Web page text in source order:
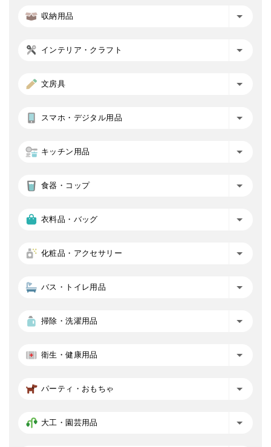
収納用品
インテリア・クラフト
文房具
スマホ・デジタル用品
キッチン用品
食器・コップ
衣料品・バッグ
化粧品・アクセサリー
バス・トイレ用品
掃除・洗濯用品
衛生・健康用品
パーティ・おもちゃ
大工・園芸用品